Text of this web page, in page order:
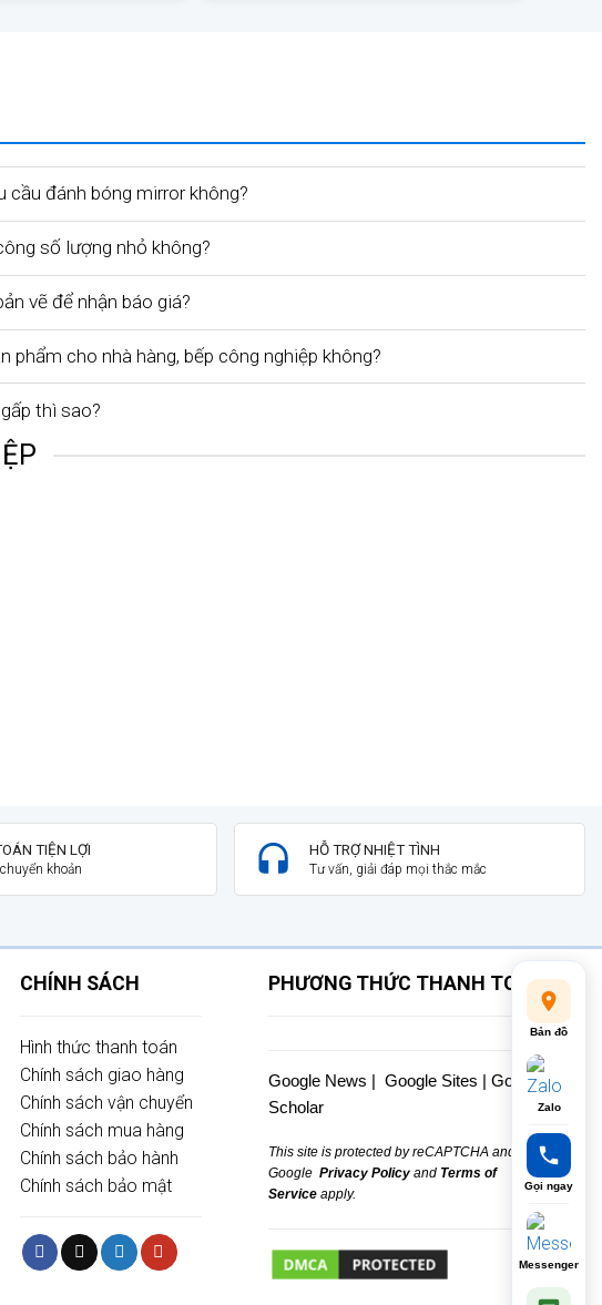
cầu đánh bóng mirror không?
số lượng nhỏ không?
vẽ để nhận báo giá?
phẩm cho nhà hàng, bếp công nghiệp không?
thì sao?
TIỆN LỢI
khoản
HỖ TRỢ NHIỆT TÌNH
Tư vấn, giải đáp mọi thắc mắc
CHÍNH SÁCH
Hình thức thanh toán
Chính sách giao hàng
Chính sách vận chuyển
Chính sách mua hàng
Chính sách bảo hành
Chính sách bảo mật
PHƯƠNG THỨC THANH TOÁN
Google News | Google Sites | Google
Scholar
This site is protected by reCAPTCHA and the
Google Privacy Policy and Terms of
Service apply.
Bản đồ
Zalo
Gọi ngay
Messenger